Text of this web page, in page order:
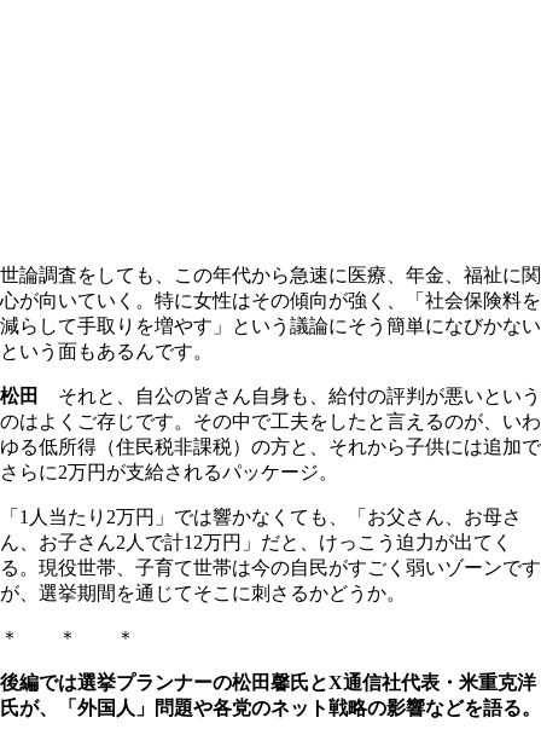
世論調査をしても、この年代から急速に医療、年金、福祉に関
心が向いていく。特に女性はその傾向が強く、「社会保険料を
減らして手取りを増やす」という議論にそう簡単になびかない
という面もあるんです。
松田
それと、自公の皆さん自身も、給付の評判が悪いという
のはよくご存じです。その中で工夫をしたと言えるのが、いわ
ゆる低所得（住民税非課税）の方と、それから子供には追加で
さらに2万円が支給されるパッケージ。
「1人当たり2万円」では響かなくても、「お父さん、お母さ
ん、お子さん2人で計12万円」だと、けっこう迫力が出てく
る。現役世帯、子育て世帯は今の自民がすごく弱いゾーンです
が、選挙期間を通じてそこに刺さるかどうか。
＊ ＊ ＊
後編では選挙プランナーの松田馨氏とX通信社代表・米重克洋
氏が、「外国人」問題や各党のネット戦略の影響などを語る。